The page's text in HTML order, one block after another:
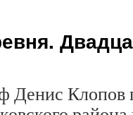
Денис Клопов